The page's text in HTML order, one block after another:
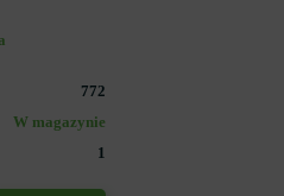
772
W magazynie
1